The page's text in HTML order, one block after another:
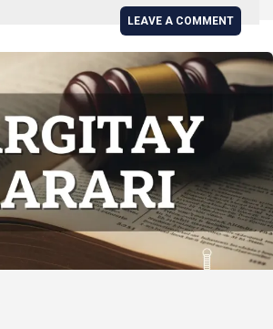
LEAVE A COMMENT